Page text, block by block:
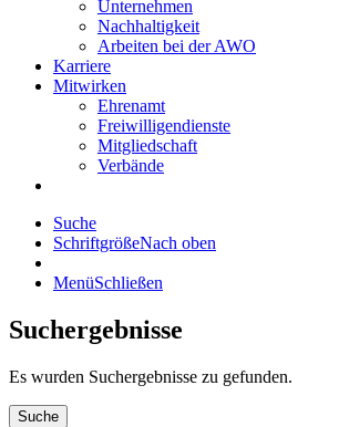
Unternehmen
Nachhaltigkeit
Arbeiten bei der AWO
Karriere
Mitwirken
Ehrenamt
Freiwilligendienste
Mitgliedschaft
Verbände
Suche
SchriftgrößeNach oben
MenüSchließen
Suchergebnisse
Es wurden Suchergebnisse zu gefunden.
Suche